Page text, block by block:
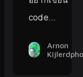
code...
Arnon